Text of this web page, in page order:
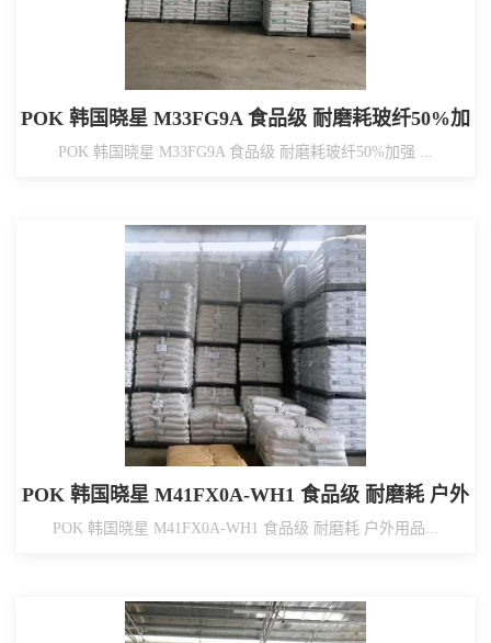
POK 韩国晓星 M33FG9A 食品级 耐磨耗玻纤50%加
强
POK 韩国晓星 M33FG9A 食品级 耐磨耗玻纤50%加强 ...
POK 韩国晓星 M41FX0A-WH1 食品级 耐磨耗 户外
用品
POK 韩国晓星 M41FX0A-WH1 食品级 耐磨耗 户外用品...